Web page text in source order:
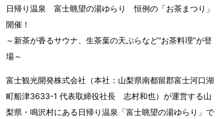
日帰り温泉 富士眺望の湯ゆらり 恒例の「お茶まつり」
開催！
～新茶が香るサウナ、生茶葉の天ぷらなど“お茶料理”が登
場～
富士観光開発株式会社（本社：山梨県南都留郡富士河口湖
町船津3633-1 代表取締役社長 志村和也）が運営する山
梨県・鳴沢村にある日帰り温泉「富士眺望の湯ゆらり」で